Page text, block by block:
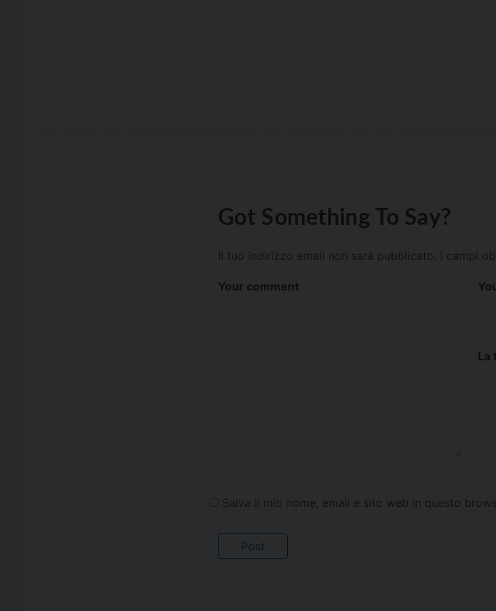
Got Something To Say?
Il tuo indirizzo email non sarà pubblicato. I campi
Your comment
La
Salva il mio nome, email e sito web in questo